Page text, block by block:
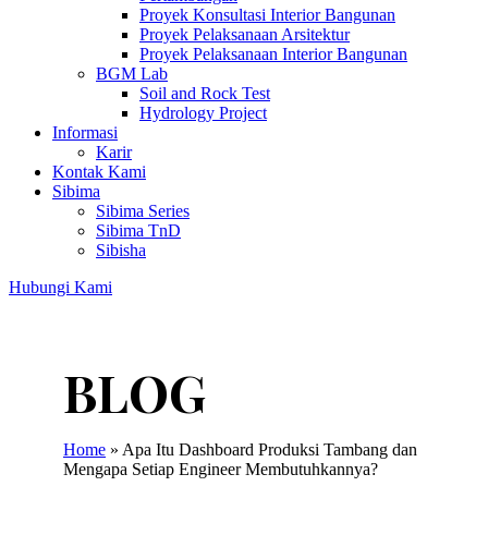
Proyek Konsultasi Interior Bangunan
Proyek Pelaksanaan Arsitektur
Proyek Pelaksanaan Interior Bangunan
BGM Lab
Soil and Rock Test
Hydrology Project
Informasi
Karir
Kontak Kami
Sibima
Sibima Series
Sibima TnD
Sibisha
Hubungi Kami
Home » Apa Itu Dashboard Produksi Tambang dan
Mengapa Setiap Engineer Membutuhkannya?